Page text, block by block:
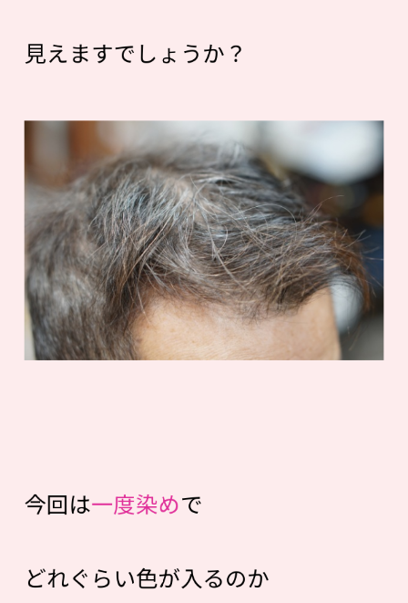
見えますでしょうか？
今回は一度染めで
どれぐらい色が入るのか